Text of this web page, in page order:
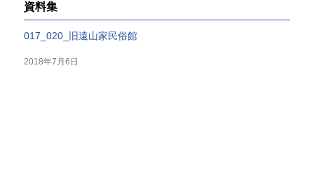
資料集
017_020_旧遠山家民俗館
2018年7月6日